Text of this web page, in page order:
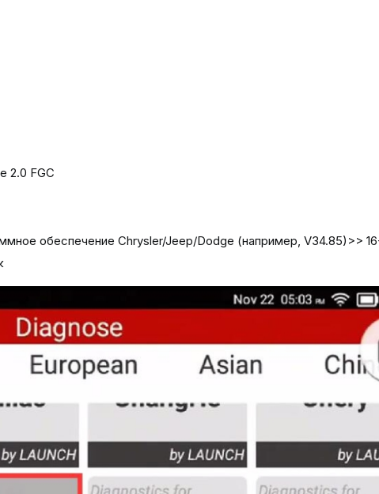
2.0 FGC
обеспечение Chrysler/Jeep/Dodge (например, V34.85)>>